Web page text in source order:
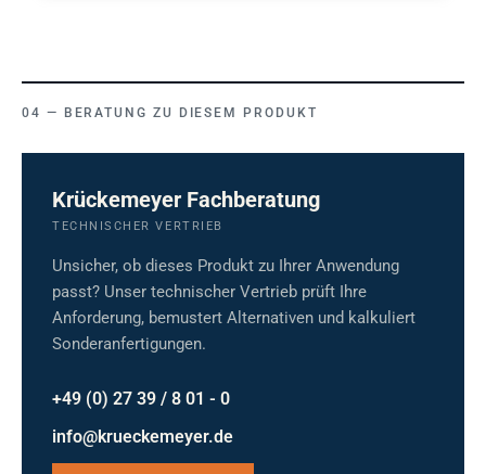
BERATUNG ZU DIESEM PRODUKT
Krückemeyer Fachberatung
TECHNISCHER VERTRIEB
Unsicher, ob dieses Produkt zu Ihrer Anwendung
passt? Unser technischer Vertrieb prüft Ihre
Anforderung, bemustert Alternativen und kalkuliert
Sonderanfertigungen.
+49 (0) 27 39 / 8 01 - 0
info@krueckemeyer.de